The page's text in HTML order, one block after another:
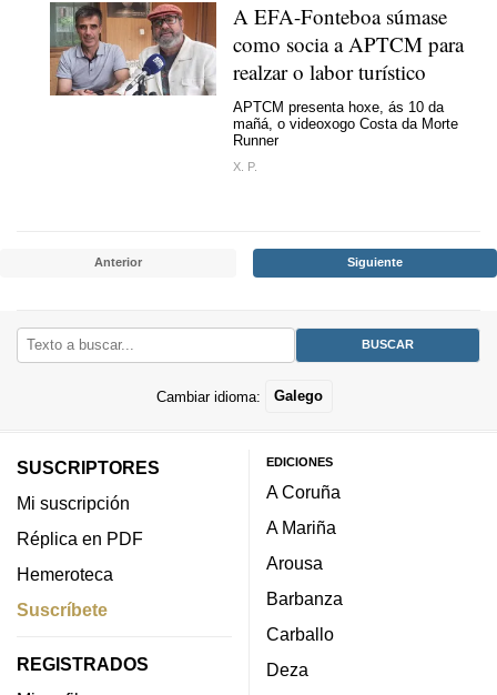
A EFA-Fonteboa súmase
como socia a APTCM para
realzar o labor turístico
APTCM presenta hoxe, ás 10 da
mañá, o videoxogo Costa da Morte
Runner
X. P.
Anterior Siguiente
Cambiar idioma: Galego
SUSCRIPTORES
Mi suscripción
Réplica en PDF
Hemeroteca
Suscríbete
REGISTRADOS
EDICIONES
A Coruña
A Mariña
Arousa
Barbanza
Carballo
Deza